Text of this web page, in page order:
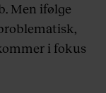
Men ifølge
i fokus